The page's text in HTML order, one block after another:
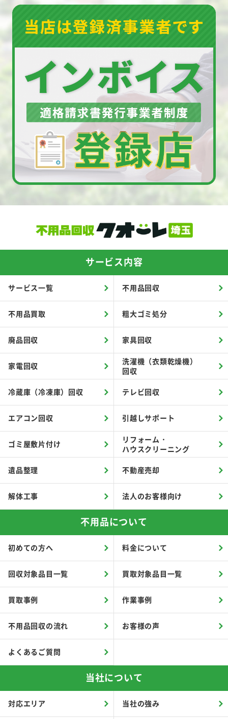
サービス内容
サービス一覧 不用品回収
不用品買取 粗大ゴミ処分
廃品回収 家具回収
家電回収
洗濯機（衣類乾燥機）
回収
冷蔵庫（冷凍庫）回収 テレビ回収
エアコン回収 引越しサポート
ゴミ屋敷片付け
リフォーム・
ハウスクリーニング
遺品整理 不動産売却
解体工事 法人のお客様向け
不用品について
初めての方へ 料金について
回収対象品目一覧 買取対象品目一覧
買取事例 作業事例
不用品回収の流れ お客様の声
よくあるご質問
当社について
対応エリア 当社の強み